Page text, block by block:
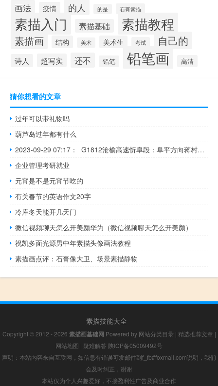
画法 疫情 的人 的是 石膏素描
素描入门 素描基础 素描教程
素描画 结构 美术 美术生 考试 自己的
诗人 超写实 还不 铅笔 铅笔画 高清
猜你想看的文章
过年可以带礼物吗
葫芦岛过年都有什么
2023-09-29 07:17： G1812沧榆高速忻阜段：阜平方向蒋村站至建安站文山隧道K348+366处发生两辆小车追尾事故，占用小车道，不影响车辆通行。 ​​​
企业管理考研就业
元宵是不是元宵节吃的
有关春节的英语作文20字
冷库冬天能开几天门
微信视频聊天怎么开美颜华为（微信视频聊天怎么开美颜）
祝凯多面光源男中年素描头像画法教程
素描画点评：石膏像大卫、场景素描静物
素描技能大全
Copyright © 2012 - 2026 素描画基础网 Powered by 网站分类目录 | 精选推荐文章 |
网站地图 | 疑难解答 陕ICP备05009492号
声明：本站内容来自互联网，如信息有错误可发邮件到f_fb#foxmail.com说明，我们
会及时纠正，谢谢
本站仅为个人兴趣爱好，不接盈利性广告及商业合作